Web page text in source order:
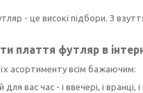
- це високі підбори. З
плаття футляр в
їх асортименту всім бажаючим:
вас час - і ввечері, і